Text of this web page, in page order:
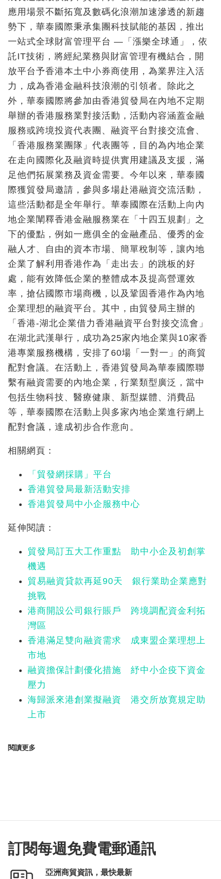
應用場景不斷拓寬及數碼化浪潮加速滲透的新趨
勢下，華泰國際秉承集團科技賦能的基因，推出
一站式全球財富管理平台 —「漲樂全球通」，依
託IT技術，將經紀業務與財富管理有機結合，開
放平台予香港本土中小券商使用，為業界注入活
力，成為香港金融科技浪潮的引領者。除此之
外，華泰國際將參加由香港貿發局在內地不定期
舉辦的香港服務業對接活動，活動內容涵蓋金融
服務或跨境投資代表團、融資平台對接交流會、
「香港服務業團隊」代表團等，目的為內地企業
在走向國際化及融資時提供實用建議及支援，滿
足他們拓展業務及資金需要。今年以來，華泰國
際獲貿發局邀請，參與多場赴港融資交流活動，
這些活動都是全年舉行。華泰國際在活動上向內
地企業闡釋香港金融服務業在「十四五規劃」之
下的優點，例如一應俱全的金融產品、優秀的金
融人才、自由的資本市場、簡單稅制等，讓內地
企業了解利用香港作為「走出去」的跳板的好
處，能有效降低企業的整體成本及提高營運效
率，搶佔國際市場商機，以及鞏固香港作為內地
企業理想的融資平台。其中，由貿發局主辦的
「香港-湖北企業借力香港融資平台對接交流會」
在湖北武漢舉行，成功為25家內地企業與10家香
港專業服務機構，安排了60場「一對一」的商貿
配對會議。在活動上，香港貿發局為華泰國際聯
繫有融資需要的內地企業，行業類型廣泛，當中
包括生物科技、醫療健康、新型媒體、消費品
等，華泰國際在活動上與多家內地企業進行網上
配對會議，達成初步合作意向。
相關網頁：
「貿發網採購」平台
香港貿發局最新活動安排
香港貿發局中小企服務中心
延伸閱讀：
貿發局訂五大工作重點 助中小企及初創掌
機遇
貿易融資貸款再延90天 銀行業助企業應對
挑戰
港商開設公司銀行賬戶 跨境調配資金利拓
灣區
香港滿足雙向融資需求 成東盟企業理想上
市地
融資擔保計劃優化措施 紓中小企疫下資金
壓力
海歸派來港創業擬融資 港交所放寛規定助
上市
閱讀更多
訂閱每週免費電郵通訊
亞洲商貿資訊，最快最新